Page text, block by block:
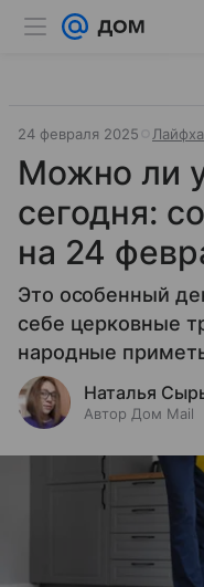
24 февраля 2025
Можно ли
сегодня:
на 24
Это особенный
себе церковные
народные
Наталья
Автор Дом Mail